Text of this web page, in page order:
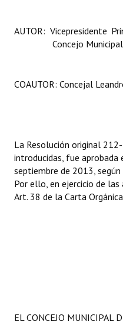
AUTOR: Vicepresidente
Concejo
COAUTOR: Concejal
La Resolución original
introducidas, fue aprobada
septiembre de 2013,
Por ello, en ejercicio de
Art. 38 de la Carta
EL CONCEJO MUNICIPAL